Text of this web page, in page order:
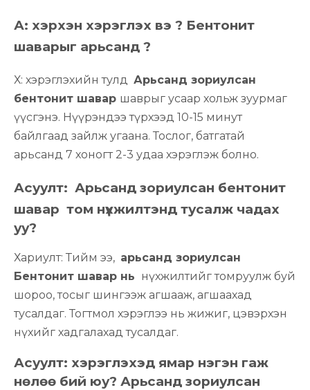
А: хэрхэн хэрэглэх вэ ? Бентонит
шаварыг арьсанд ?
Х: хэрэглэхийн тулд Арьсанд зориулсан
бентонит шавар шаврыг усаар хольж зуурмаг
үүсгэнэ. Нүүрэндээ түрхээд 10-15 минут
байлгаад зайлж угаана. Тослог, батгатай
арьсанд 7 хоногт 2-3 удаа хэрэглэж болно.
Асуулт: Арьсанд зориулсан бентонит
шавар том нүхжилтэнд тусалж чадах
уу?
Хариулт: Тийм ээ, арьсанд зориулсан
Бентонит шавар нь нүхжилтийг томруулж буй
шороо, тосыг шингээж агшааж, агшаахад
тусалдаг. Тогтмол хэрэглээ нь жижиг, цэвэрхэн
нүхийг хадгалахад тусалдаг.
Асуулт: хэрэглэхэд ямар нэгэн гаж
нөлөө бий юу? Арьсанд зориулсан